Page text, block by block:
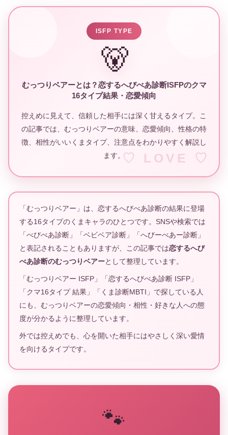
ISFP TYPE
🐻
むっつりベアーとは？恋するへびべあ診断ISFPのクマ
16タイプ結果・恋愛傾向
控えめに見えて、信頼した相手には深く甘えるタイプ。こ
の記事では、むっつりベアーの意味、恋愛傾向、性格の特
徴、相性がいいくまタイプ、注意点をわかりやすく解説し
ます。
「むっつりベアー」は、恋するへびべあ診断の結果に登場
する16タイプのくまキャラのひとつです。SNSや検索では
「べびべあ診断」「ベビベア診断」「へびーべあー診断」
と表記されることもありますが、この記事では恋するへび
べあ診断のむっつりベアーとして整理しています。
「むっつりベアー ISFP」「恋するへびべあ診断 ISFP」
「クマ16タイプ 結果」「くま診断MBTI」で探している人
にも、むっつりベアーの恋愛傾向・相性・好きな人への態
度が分かるように整理しています。
外では控えめでも、心を開いた相手にはやさしく深い愛情
を向けるタイプです。
🐾